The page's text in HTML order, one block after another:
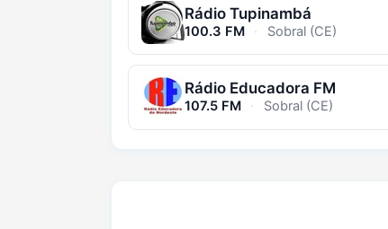
Rádio Tupinambá
100.3 FM · Sobral (CE)
Rádio Educadora FM
107.5 FM · Sobral (CE)